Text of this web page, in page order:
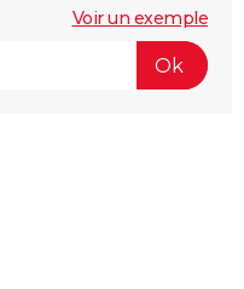
Voir un exemple